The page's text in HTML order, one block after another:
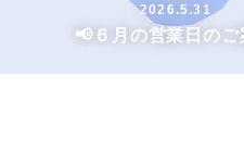
2026.5.31
📢６月の営業日のご